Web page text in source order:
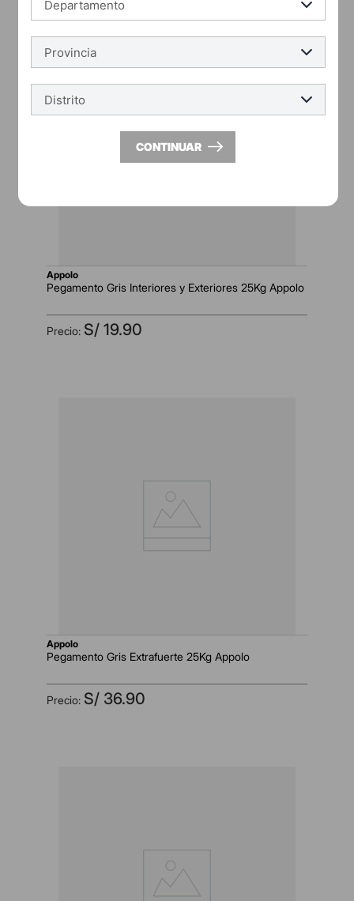
appolo
Pegamento Gris Interiores y Exteriores 25Kg Appolo
S/ 19.90
appolo
Pegamento Gris Extrafuerte 25Kg Appolo
S/ 36.90
CONTINUAR